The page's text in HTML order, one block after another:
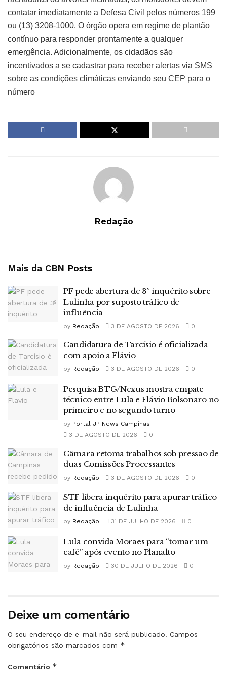
contatar imediatamente a Defesa Civil pelos números 199
ou (13) 3208-1000. O órgão opera em regime de plantão
contínuo para responder prontamente a qualquer
emergência. Adicionalmente, os cidadãos são
incentivados a se cadastrar para receber alertas via SMS
sobre as condições climáticas enviando seu CEP para o
número
Redação
Mais da CBN Posts
PF pede abertura de 3º inquérito sobre
Lulinha por suposto tráfico de
influência
by Redação 3 DE AGOSTO DE 2026 0
Candidatura de Tarcísio é oficializada
com apoio a Flávio
by Redação 3 DE AGOSTO DE 2026 0
Pesquisa BTG/Nexus mostra empate
técnico entre Lula e Flávio Bolsonaro no
primeiro e no segundo turno
by Portal JP News Campinas
3 DE AGOSTO DE 2026
0
Câmara retoma trabalhos sob pressão de
duas Comissões Processantes
by Redação 3 DE AGOSTO DE 2026 0
STF libera inquérito para apurar tráfico
de influência de Lulinha
by Redação 31 DE JULHO DE 2026 0
Lula convida Moraes para “tomar um
café” após evento no Planalto
by Redação 30 DE JULHO DE 2026 0
Deixe um comentário
O seu endereço de e-mail não será publicado. Campos
obrigatórios são marcados com *
Comentário *